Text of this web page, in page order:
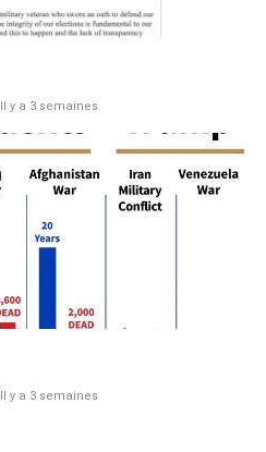
Il y a 3 semaines
Il y a 3 semaines